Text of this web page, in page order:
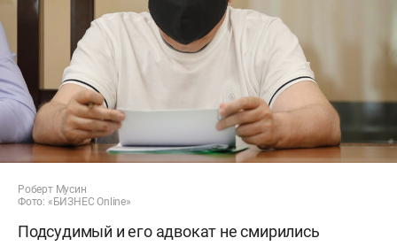
Роберт Мусин
Фото: «БИЗНЕС Online»
Подсудимый и его адвокат не смирились